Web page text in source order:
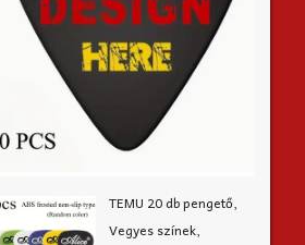
TEMU 20 db pengető,
Vegyes színek,